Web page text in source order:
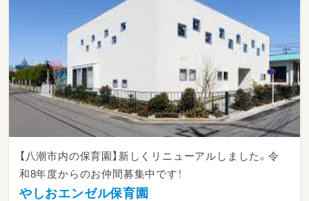
―★行事やイベントは？
平日に月1～2回、制作活動を予定しています。
（クリスマスツリーや母の日のプレゼントな
ど）。
保育スタッフを多めに配置しているため、準備
は時間外に持ち越すことはありません。子ども
たちが楽しむ姿を想像しながら、余裕を持って
準備できます。
―★主任へのキャリアアップも可能！
経験3～5年で主任保育士への昇給も可能です。
アップしたい！そんな方のご要望にもお応えで
きます。
【八潮市内の保育園】新しくリニューアルしました。令
和8年度からのお仲間募集中です！
やしおエンゼル保育園